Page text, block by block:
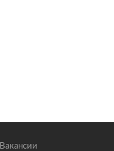
Вакансии